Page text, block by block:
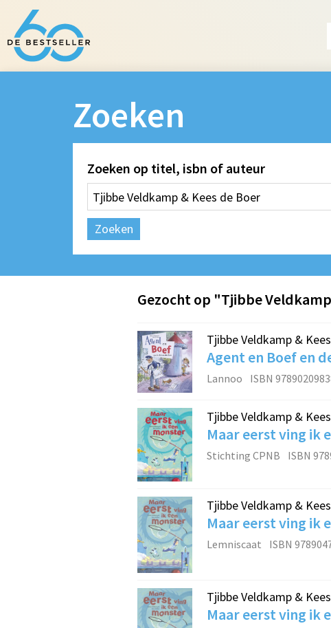
Zoeken
Zoeken op titel, isbn of auteur
Zoeken
Gezocht op "Tjibbe
Tjibbe Veldkamp &
Agent en Boef en
Lannoo ISBN
Tjibbe Veldkamp &
Maar eerst ving ik
Stichting CPNB ISBN
Tjibbe Veldkamp &
Maar eerst ving ik
Lemniscaat ISBN
Tjibbe Veldkamp &
Maar eerst ving ik